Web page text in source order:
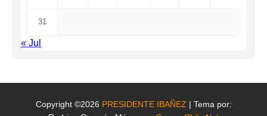
31
« Jul
Copyright ©2026 PRESIDENTE IBAÑEZ | Tema por: